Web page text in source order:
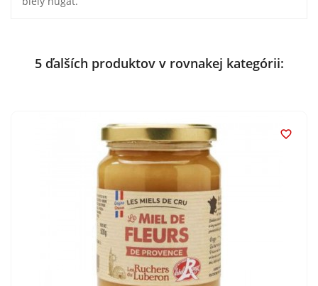
5 ďalších produktov v rovnakej kategórii:
